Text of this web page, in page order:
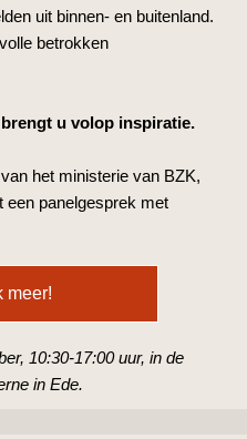
uit binnen- en buitenland.
betrokken
u volop inspiratie.
het ministerie van BZK,
een panelgesprek met
meer!
10:30-17:00 uur, in de
in Ede.